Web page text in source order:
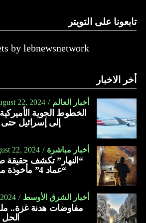
تابعونا على التويتر
by lebnewsnetwork
أخر الاخبار
أخبار العالم 22, 2024
الخطوط الجوية
إلى إسرائيل حتى
أخبار مباشرة 22, 2024
“النهار” تكشف حقيقة
“عماد 4” مأخوذة من أوكرانيا….
أخبار الشرق الأوسط
مفاوضات هدنة غزة..
الحل